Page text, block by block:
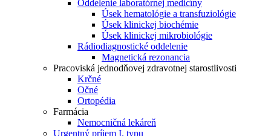
Oddelenie laboratórnej medicíny
Úsek hematológie a transfuziológie
Úsek klinickej biochémie
Úsek klinickej mikrobiológie
Rádiodiagnostické oddelenie
Magnetická rezonancia
Pracoviská jednodňovej zdravotnej starostlivosti
Krčné
Očné
Ortopédia
Farmácia
Nemocničná lekáreň
Urgentný príjem I. typu